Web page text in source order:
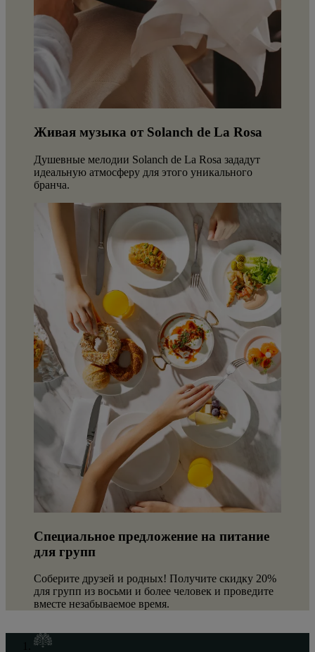
Живая музыка от Solanch de La Rosa
Душевные мелодии Solanch de La Rosa зададут
идеальную атмосферу для этого уникального
бранча.
Специальное предложение на питание
для групп
Соберите друзей и родных! Получите скидку 20%
для групп из восьми и более человек и проведите
вместе незабываемое время.